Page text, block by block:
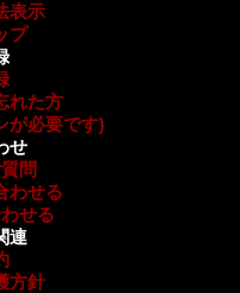
表示
プ
れた方
が必要です)
せ
問
わせる
せる
連
方針